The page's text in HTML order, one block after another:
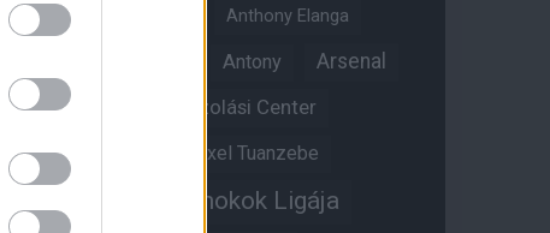
Angol válogatott Anthony Elanga
Antony Arsenal
Aston Villa Átigazolási Center
Átigazolások Axel Tuanzebe
Bajnokok Ligája